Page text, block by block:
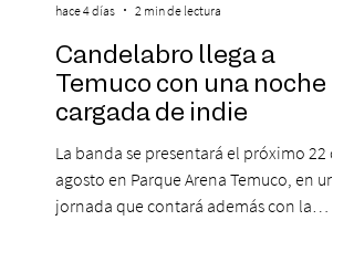
Candelabro llega a
Temuco con una noche
cargada de indie
La banda se presentará el próximo 22 de
agosto en Parque Arena Temuco, en una
jornada que contará además con la
hace 4 días 2 min de lectura